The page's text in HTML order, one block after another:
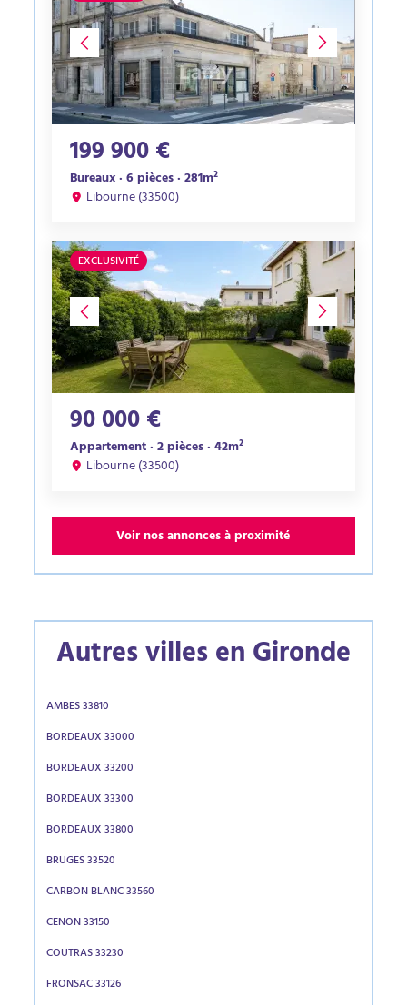
199 900 €
Bureaux · 6 pièces · 281m²
Libourne (33500)
EXCLUSIVITÉ
90 000 €
Appartement · 2 pièces · 42m²
Libourne (33500)
Voir nos annonces à proximité
Autres villes en Gironde
AMBES 33810
BORDEAUX 33000
BORDEAUX 33200
BORDEAUX 33300
BORDEAUX 33800
BRUGES 33520
CARBON BLANC 33560
CENON 33150
COUTRAS 33230
FRONSAC 33126